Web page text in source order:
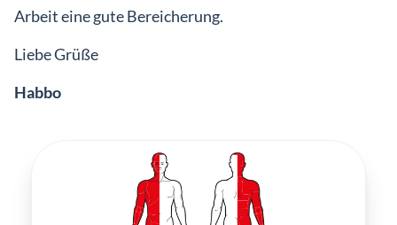
Arbeit eine gute Bereicherung.
Liebe Grüße
Habbo